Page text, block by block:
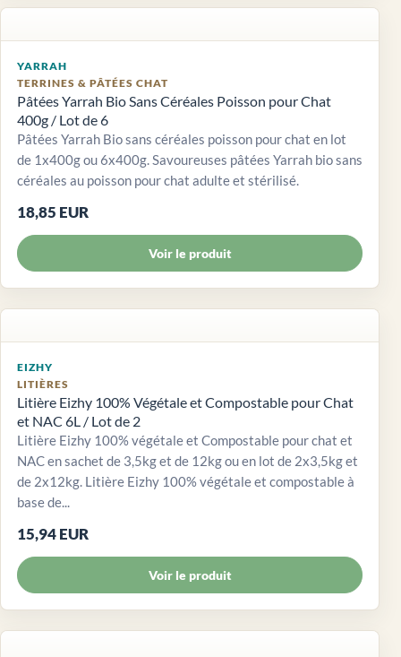
YARRAH
TERRINES & PÂTÉES CHAT
Pâtées Yarrah Bio Sans Céréales Poisson pour Chat
400g / Lot de 6
Pâtées Yarrah Bio sans céréales poisson pour chat en lot
de 1x400g ou 6x400g. Savoureuses pâtées Yarrah bio sans
céréales au poisson pour chat adulte et stérilisé.
18,85 EUR
Voir le produit
EIZHY
LITIÈRES
Litière Eizhy 100% Végétale et Compostable pour Chat
et NAC 6L / Lot de 2
Litière Eizhy 100% végétale et Compostable pour chat et
NAC en sachet de 3,5kg et de 12kg ou en lot de 2x3,5kg et
de 2x12kg. Litière Eizhy 100% végétale et compostable à
base de...
15,94 EUR
Voir le produit